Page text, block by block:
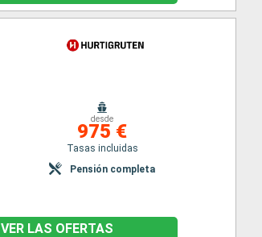
desde
975 €
Tasas incluidas
Pensión completa
VER LAS OFERTAS